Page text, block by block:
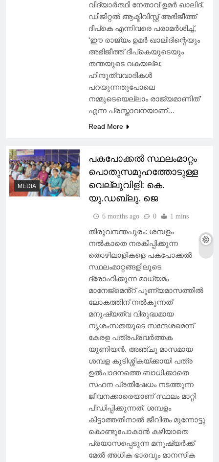
വിദ്യാര്‍ത്ഥി നേതാവ് ഉമര്‍ ഖാലിദ്,
ഡിജിറ്റല്‍ ആക്ടിവിസ്റ്റ് അഭിജീത്ത്
ദീപ്‌കെ എന്നിവരെ പരാമര്‍ശിച്ച്,
‘ഈ രാജ്യം ഉമര്‍ ഖാലിദിന്റെയും
അഭിജീത്ത് ദീപ്‌കെയുടെയും
തന്തയുടെ വകയല്ല;
ഹിന്ദുത്വവാദികള്‍
പറയുന്നതുപോലെ
നമ്മുടെയെല്ലാം രാജ്യമാണിത്’
എന്ന പ്രസ്താവനയാണ്…
Read More
MEDIA
പകപോക്കൽ സ്ഥലംമാറ്റം
പൊതുസമൂഹത്തോടുള്ള
വെല്ലുവിളി: കെ.
യു.ഡബ്ലു. ജെ
6 months ago 0 1 mins
തിരുവനന്തപുരം: ശമ്പളം
നൽകാതെ നരകിപ്പിക്കുന്ന
തൊഴിലാളികളെ പകപോക്കൽ
സ്ഥലംമാറ്റങ്ങളിലൂടെ
ദ്രോഹിക്കുന്ന മാധ്യമം
മാനേജ്മെൻ്റ് പുണ്യമാസത്തിൽ
ലോകത്തിന് നൽകുന്നത്
മനുഷ്യത്വ വിരുദ്ധമായ
നൃശംസതയുടെ സന്ദേശമെന്ന്
കേരള പത്രപ്രവർത്തക
യൂണിയൻ. അഞ്ചു മാസമായ
ശമ്പള കുടിശ്ശികയ്ക്കായി പത്ര
ഉൽപാദനത്തെ ബാധിക്കാതെ
സഹന പ്രതിഷേധം നടത്തുന്ന
ജീവനക്കാരെയാണ് സ്ഥലം മാറ്റി
പീഡിപ്പിക്കുന്നത്. ശമ്പളം
കിട്ടാത്തതിനാൽ ജീവിതം മുന്നോട്ടു
കൊണ്ടുപോകാൻ കഴിയാതെ
പ്രയാസപ്പെടുന്ന മനുഷ്യർക്ക്
മേൽ അധിക ഭാരവും മാനസിക